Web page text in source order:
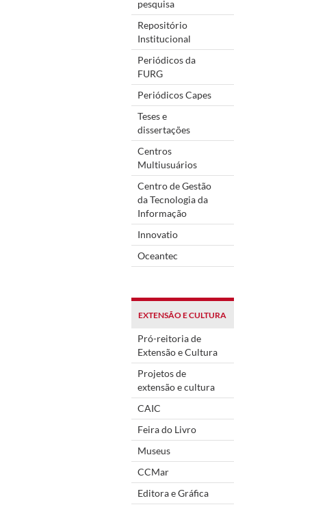
pesquisa
Repositório
Institucional
Periódicos da
FURG
Periódicos Capes
Teses e
dissertações
Centros
Multiusuários
Centro de Gestão
da Tecnologia da
Informação
Innovatio
Oceantec
EXTENSÃO E CULTURA
Pró-reitoria de
Extensão e Cultura
Projetos de
extensão e cultura
CAIC
Feira do Livro
Museus
CCMar
Editora e Gráfica